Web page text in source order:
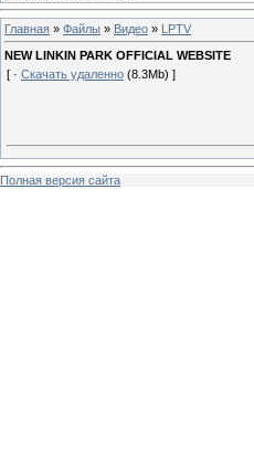
Главная » Файлы » Видео » LPTV
NEW LINKIN PARK OFFICIAL WEBSITE
[ · Скачать удаленно (8.3Mb) ]
Полная версия сайта